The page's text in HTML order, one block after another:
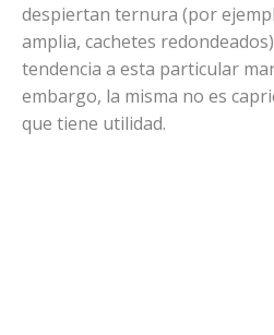
despiertan ternura (por
amplia, cachetes
tendencia a esta particular
embargo, la misma no es
que tiene utilidad.